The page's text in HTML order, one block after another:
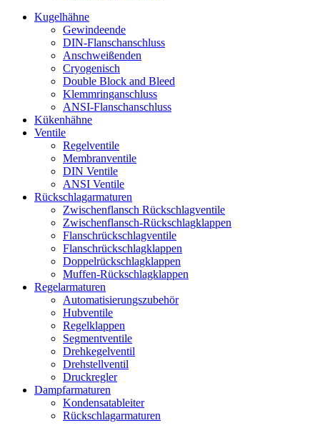
Kugelhähne
Gewindeende
DIN-Flanschanschluss
Anschweißenden
Cryogenisch
Double Block and Bleed
Klemmringanschluss
ANSI-Flanschanschluss
Kükenhähne
Ventile
Regelventile
Membranventile
DIN Ventile
ANSI Ventile
Rückschlag­armaturen
Zwischenflansch Rückschlagventile
Zwischenflansch-Rückschlagklappen
Flanschrückschlagventile
Flanschrückschlagklappen
Doppelrückschlagklappen
Muffen-Rückschlagklappen
Regelarmaturen
Automatisierungszubehör
Hubventile
Regelklappen
Segmentventile
Drehkegelventil
Drehstellventil
Druckregler
Dampfarmaturen
Kondensatableiter
Rückschlagarmaturen